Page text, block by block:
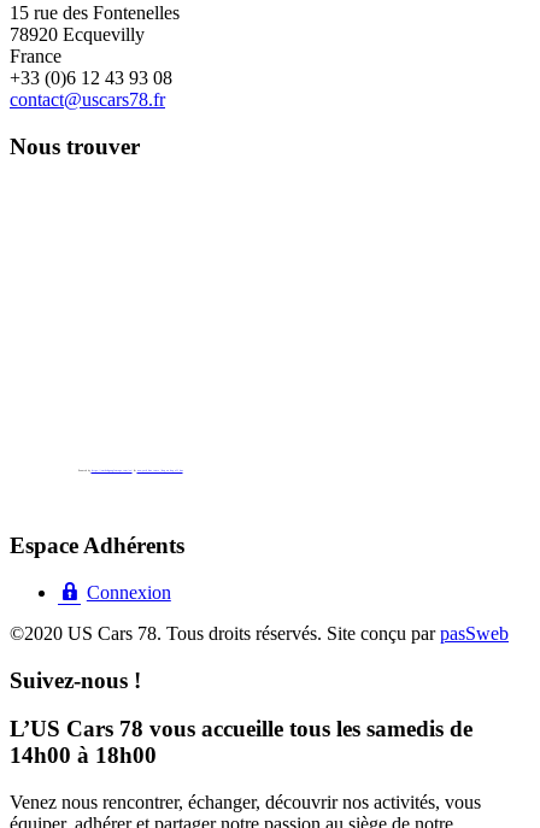
15 rue des Fontenelles
78920 Ecquevilly
France
+33 (0)6 12 43 93 08
contact@uscars78.fr
Nous trouver
Espace Adhérents
Connexion
©2020 US Cars 78. Tous droits réservés. Site conçu parpasSweb
Suivez-nous !
L’US Cars 78 vous accueille tous les samedis de
14h00 à 18h00
Venez nous rencontrer, échanger, découvrir nos activités, vous
équiper, adhérer et partager notre passion au siège de notre